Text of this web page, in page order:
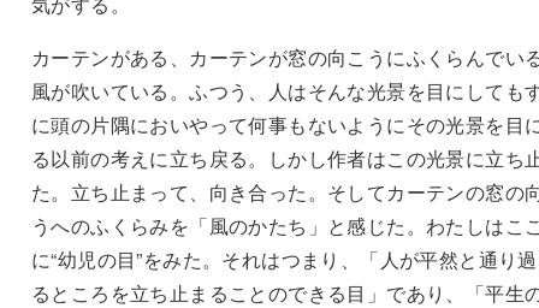
カーテンがある、カーテンが窓の向こうにふくらんでい
風が吹いている。ふつう、人はそんな光景を目にしても
に頭の片隅においやって何事もないようにその光景を目
る以前の考えに立ち戻る。しかし作者はこの光景に立ち
た。立ち止まって、向き合った。そしてカーテンの窓の
うへのふくらみを「風のかたち」と感じた。わたしはこ
に“幼児の目”をみた。それはつまり、「人が平然と通り
るところを立ち止まることのできる目」であり、「平生